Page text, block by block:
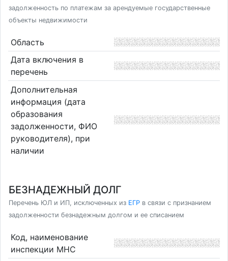
задолженность по платежам за арендуемые государственные
объекты недвижимости
Область
Дата включения в
перечень
Дополнительная
информация (дата
образования
задолженности, ФИО
руководителя), при
наличии
БЕЗНАДЕЖНЫЙ ДОЛГ
Перечень ЮЛ и ИП, исключенных из ЕГР в связи с признанием
задолженности безнадежным долгом и ее списанием
Код, наименование
инспекции МНС